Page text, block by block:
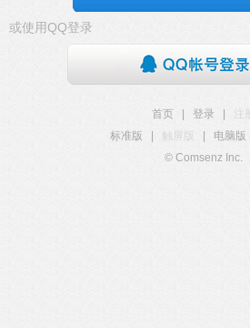
或使用QQ登录
首页 登录
注册
标准版
触屏版 电脑版
© Comsenz Inc.